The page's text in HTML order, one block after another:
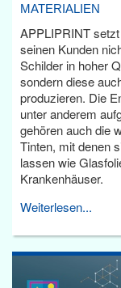
MATERIALIEN
APPLIPRINT
seinen Kunden
Schilder in hoher
sondern diese
produzieren. Die
unter anderem
gehören auch die
Tinten, mit denen
lassen wie
Krankenhäuser.
Weiterlesen...